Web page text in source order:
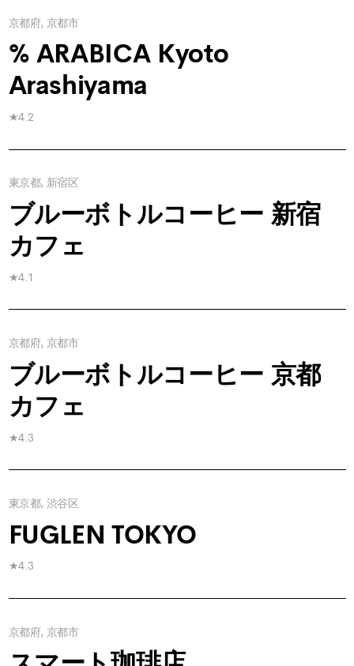
京都府, 京都市
% ARABICA Kyoto
Arashiyama
★4.2
東京都, 新宿区
ブルーボトルコーヒー 新宿
カフェ
★4.1
京都府, 京都市
ブルーボトルコーヒー 京都
カフェ
★4.3
東京都, 渋谷区
FUGLEN TOKYO
★4.3
京都府, 京都市